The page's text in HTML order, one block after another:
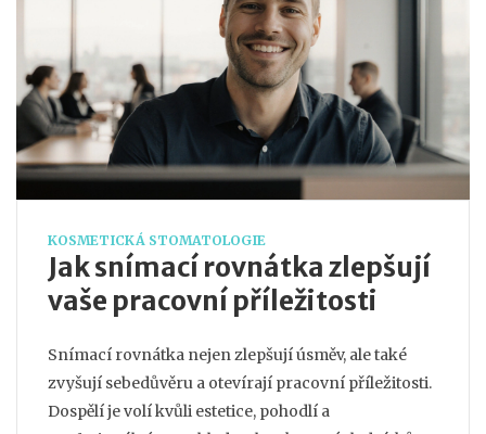
KOSMETICKÁ STOMATOLOGIE
Jak snímací rovnátka zlepšují
vaše pracovní příležitosti
Snímací rovnátka nejen zlepšují úsměv, ale také
zvyšují sebedůvěru a otevírají pracovní příležitosti.
Dospělí je volí kvůli estetice, pohodlí a